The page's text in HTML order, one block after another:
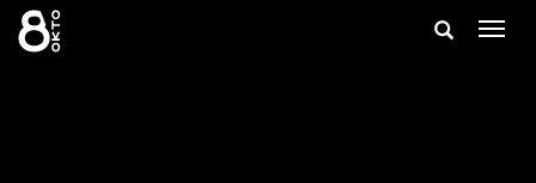
Zum
Inhalt
springen
Suche